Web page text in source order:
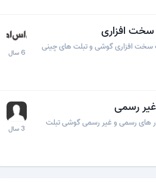
افزاری
افزاری گوشی و تبلت های چینی
رسمی
های رسمی و غیر رسمی گوشی تبلت